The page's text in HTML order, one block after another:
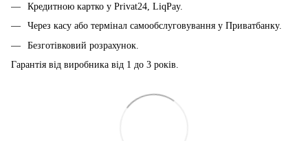
Кредитною картко у Privat24, LiqPay.
Через касу або термінал самообслуговування у Приватбанку.
Безготівковий розрахунок.
Гарантія від виробника від 1 до 3 років.